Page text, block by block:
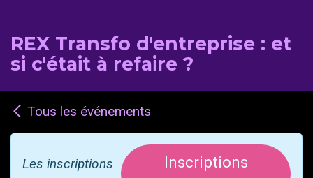
REX Transfo d'entreprise : et
si c'était à refaire ?
Tous les événements
Les inscriptions
Inscriptions